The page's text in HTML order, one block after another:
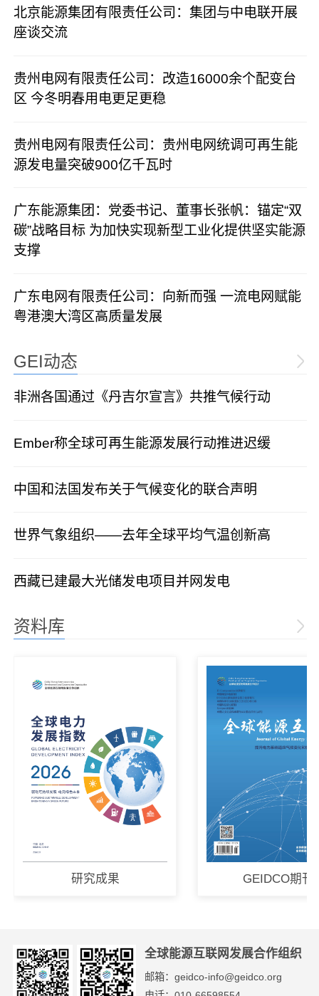
北京能源集团有限责任公司：集团与中电联开展
座谈交流
贵州电网有限责任公司：改造16000余个配变台
区 今冬明春用电更足更稳
贵州电网有限责任公司：贵州电网统调可再生能
源发电量突破900亿千瓦时
广东能源集团：党委书记、董事长张帆：锚定“双
碳”战略目标 为加快实现新型工业化提供坚实能源
支撑
广东电网有限责任公司：向新而强 一流电网赋能
粤港澳大湾区高质量发展
GEI动态
非洲各国通过《丹吉尔宣言》共推气候行动
Ember称全球可再生能源发展行动推进迟缓
中国和法国发布关于气候变化的联合声明
世界气象组织——去年全球平均气温创新高
西藏已建最大光储发电项目并网发电
资料库
研究成果 GEIDCO期刊
全球能源互联网发展合作组织
邮箱：geidco-info@geidco.org